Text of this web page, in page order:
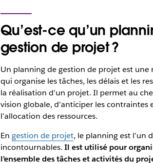
Qu’est-ce qu’un
gestion de projet ?
Un planning de gestion de projet est une
qui organise les tâches, les délais et les
la réalisation d’un projet. Il permet au
vision globale, d’anticiper les contraintes
l’allocation des ressources.
En gestion de projet, le planning est l’un
incontournables. Il est utilisé pour
l’ensemble des tâches et activités du